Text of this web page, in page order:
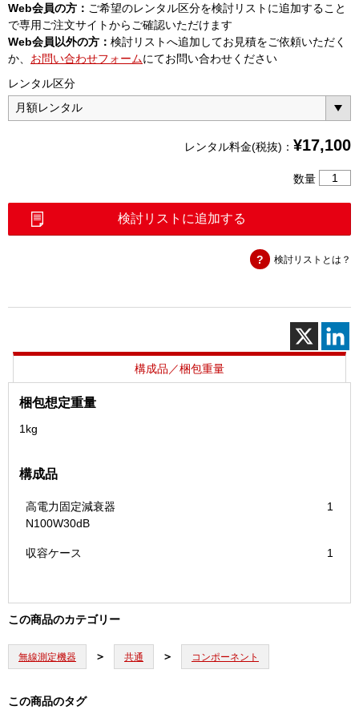
Web会員の方： ご希望のレンタル区分を検討リストに追加すること
で専用ご注文サイトからご確認いただけます
Web会員以外の方： 検討リストへ追加してお見積をご依頼いただく
か、 お問い合わせフォームにてお問い合わせください
レンタル区分
レンタル料金(税抜)： ¥17,100
数量
定
器
N
型
個
検討リストに追加する
検討リストとは？
構成品／梱包重量
梱包想定重量
1kg
構成品
高電力固定減衰器
N100W30dB
1
収容ケース 1
この商品のカテゴリー
無線測定機器 共通 コンポーネント
この商品のタグ